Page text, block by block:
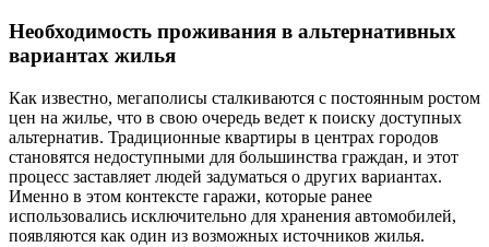
Необходимость проживания в альтернативных
вариантах жилья
Как известно, мегаполисы сталкиваются с постоянным ростом
цен на жилье, что в свою очередь ведет к поиску доступных
альтернатив. Традиционные квартиры в центрах городов
становятся недоступными для большинства граждан, и этот
процесс заставляет людей задуматься о других вариантах.
Именно в этом контексте гаражи, которые ранее
использовались исключительно для хранения автомобилей,
появляются как один из возможных источников жилья.